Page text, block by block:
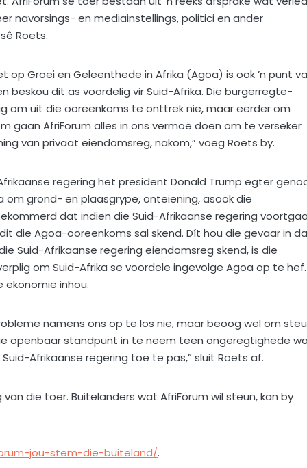
navorsings- en mediainstellings, politici en ander
Roets.
op Groei en Geleenthede in Afrika (Agoa) is ook ’n punt
beskou dit as voordelig vir Suid-Afrika. Die burgerregte-
om uit die ooreenkoms te onttrek nie, maar eerder om
gaan AfriForum alles in ons vermoë doen om te verseker
van privaat eiendomsreg, nakom,” voeg Roets by.
regering het president Donald Trump egter
om grond- en plaasgrype, onteiening, asook die
dat indien die Suid-Afrikaanse regering
die Agoa-ooreenkoms sal skend. Dít hou die gevaar in
Suid-Afrikaanse regering eiendomsreg skend, is die
om Suid-Afrika se voordele ingevolge Agoa op te hef.
ekonomie inhou.
namens ons op te los nie, maar beoog wel om
openbaar standpunt in te neem teen ongeregtighede
Afrikaanse regering toe te pas,” sluit Roets af.
die toer. Buitelanders wat AfriForum wil steun, kan by
jou-stem-die-buiteland/.